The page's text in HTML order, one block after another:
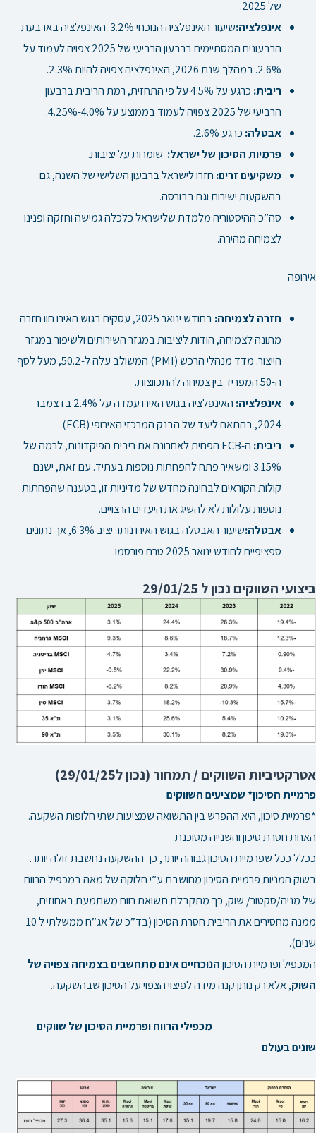
של 2025.
אינפלציה:
שיעור האינפלציה הנוכחי 3.2%. האינפלציה בארבעת
הרבעונים המסתיימים ברבעון הרביעי של 2025 צפויה לעמוד על
2.6%. במהלך שנת 2026, האינפלציה צפויה להיות 2.3%.
ריבית:
כרגע על 4.5% על פי התחזית, רמת הריבית ברבעון
הרביעי של 2025 צפויה לעמוד בממוצע על 4.0%-4.25%.
אבטלה: כרגע 2.6%.
פרמיות הסיכון של ישראל: שומרות על יציבות.
משקיעים זרים: חזרו לישראל ברבעון השלישי של השנה, גם
בהשקעות ישירות וגם בבורסה.
סה”כ ההיסטוריה מלמדת שלישראל כלכלה גמישה וחזקה ופנינו
לצמיחה מהירה.
אירופה
חזרה לצמיחה:
בחודש ינואר 2025, עסקים בגוש האירו חוו חזרה
מתונה לצמיחה, הודות ליציבות במגזר השירותים ולשיפור במגזר
הייצור. מדד מנהלי הרכש (PMI) המשולב עלה ל-50.2, מעל לסף
ה-50 המפריד בין צמיחה להתכווצות.
אינפלציה:
האינפלציה בגוש האירו עמדה על 2.4% בדצמבר
2024, בהתאם ליעד של הבנק המרכזי האירופי (ECB).
ריבית:
ה-ECB הפחית לאחרונה את ריבית הפיקדונות, לרמה של
3.15% ומשאיר פתח להפחתות נוספות בעתיד. עם זאת, ישנם
קולות הקוראים לבחינה מחדש של מדיניות זו, בטענה שהפחתות
נוספות עלולות לא להשיג את היעדים הרצויים.
אבטלה:
שיעור האבטלה בגוש האירו נותר יציב 6.3%, אך נתונים
ספציפיים לחודש ינואר 2025 טרם פורסמו.
ביצועי השווקים נכון ל 29/01/25
אטרקטיביות השווקים / תמחור (נכון ל29/01/25)
פרמיית הסיכון* שמציעים השווקים
*פרמיית סיכון, היא ההפרש בין התשואה שמציעות שתי חלופות השקעה.
האחת חסרת סיכון והשנייה מסוכנת.
ככלל ככל שפרמיית הסיכון גבוהה יותר, כך ההשקעה נחשבת זולה יותר.
בשוק המניות פרמיית הסיכון מחושבת ע”י חלוקה של מאה במכפיל הרווח
של מניה/סקטור/ שוק, כך מתקבלת תשואת רווח משתמעת באחוזים,
ממנה מחסירים את הריבית חסרת הסיכון (בד”כ של אג”ח ממשלתי ל 10
שנים).
המכפיל ופרמיית הסיכוןהנוכחיים אינם מתחשבים בצמיחה צפויה של
השוק, אלא רק נותן קנה מידה לפיצוי הצפוי על הסיכון שבהשקעה.
מכפילי הרווח ופרמיית הסיכון של שווקים
שונים בעולם